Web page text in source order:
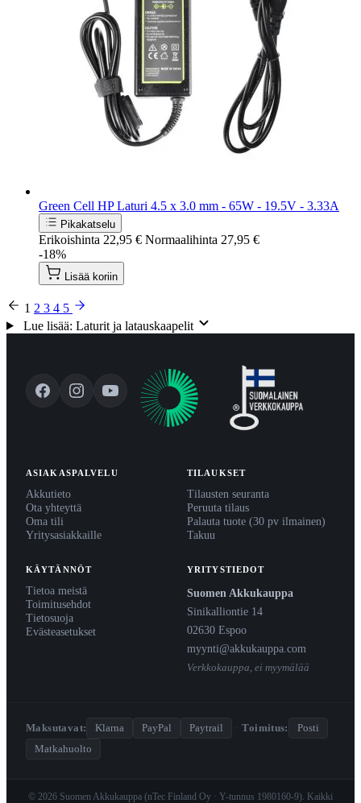
Green Cell HP Laturi 4.5 x 3.0 mm - 65W - 19.5V - 3.33A
Pikakatselu
Erikoishinta 22,95 € Normaalihinta 27,95 €
-18%
Lisää koriin
1 2 3 4 5
Lue lisää: Laturit ja latauskaapelit
ASIAKASPALVELU
Akkutieto
Ota yhteyttä
Oma tili
Yritysasiakkaille
TILAUKSET
Tilausten seuranta
Peruuta tilaus
Palauta tuote (30 pv ilmainen)
Takuu
KÄYTÄNNÖT
Tietoa meistä
Toimitusehdot
Tietosuoja
Evästeasetukset
YRITYSTIEDOT
Suomen Akkukauppa
Sinikalliontie 14
02630 Espoo
myynti@akkukauppa.com
Verkkokauppa, ei myymälää
Maksutavat: Klarna PayPal Paytrail · Toimitus:
Posti
Matkahuolto
© 2026 Suomen Akkukauppa (nTec Finland Oy · Y-tunnus 1980160-9). Kaikki